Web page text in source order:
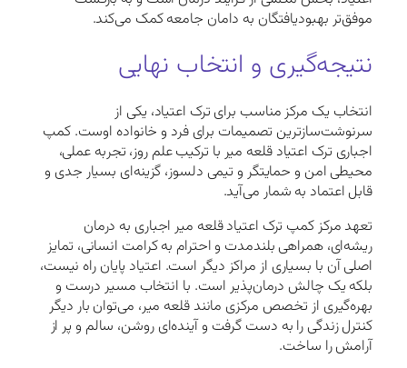
موفق‌تر بهبودیافتگان به دامان جامعه کمک می‌کند.
نتیجه‌گیری و انتخاب نهایی
انتخاب یک مرکز مناسب برای ترک اعتیاد، یکی از
سرنوشت‌سازترین تصمیمات برای فرد و خانواده اوست. کمپ
اجباری ترک اعتیاد قلعه میر با ترکیب علم روز، تجربه عملی،
محیطی امن و حمایتگر و تیمی دلسوز، گزینه‌ای بسیار جدی و
قابل اعتماد به شمار می‌آید.
تعهد مرکز کمپ ترک اعتیاد قلعه میر اجباری به درمان
ریشه‌ای، همراهی بلندمدت و احترام به کرامت انسانی، تمایز
اصلی آن با بسیاری از مراکز دیگر است. اعتیاد پایان راه نیست،
بلکه یک چالش درمان‌پذیر است. با انتخاب مسیر درست و
بهره‌گیری از تخصص مرکزی مانند قلعه میر، می‌توان بار دیگر
کنترل زندگی را به دست گرفت و آینده‌ای روشن، سالم و پر از
آرامش را ساخت.